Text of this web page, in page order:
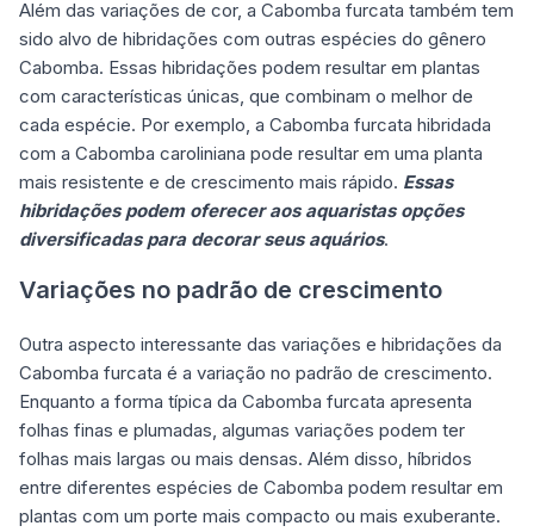
Além das variações de cor, a Cabomba furcata também tem
sido alvo de hibridações com outras espécies do gênero
Cabomba. Essas hibridações podem resultar em plantas
com características únicas, que combinam o melhor de
cada espécie. Por exemplo, a Cabomba furcata hibridada
com a Cabomba caroliniana pode resultar em uma planta
mais resistente e de crescimento mais rápido. Essas
hibridações podem oferecer aos aquaristas opções
diversificadas para decorar seus aquários.
Variações no padrão de crescimento
Outra aspecto interessante das variações e hibridações da
Cabomba furcata é a variação no padrão de crescimento.
Enquanto a forma típica da Cabomba furcata apresenta
folhas finas e plumadas, algumas variações podem ter
folhas mais largas ou mais densas. Além disso, híbridos
entre diferentes espécies de Cabomba podem resultar em
plantas com um porte mais compacto ou mais exuberante.